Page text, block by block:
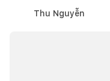
Thu Nguyễn